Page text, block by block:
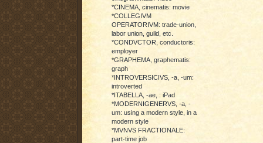
*CINEMA, cinematis: movie
*COLLEGIVM
OPERATORIVM: trade-union,
labor union, guild, etc.
*CONDVCTOR, conductoris:
employer
*GRAPHEMA, graphematis:
graph
*INTROVERSICIVS, -a, -um:
introverted
*ITABELLA, -ae, : iPad
*MODERNIGENERVS, -a, -
um: using a modern style, in a
modern style
*MVNVS FRACTIONALE:
part-time job